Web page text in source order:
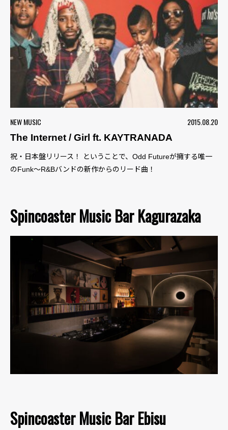
NEW MUSIC
2015.08.20
The Internet / Girl ft. KAYTRANADA
祝・日本盤リリース！ ということで、Odd Futureが擁する唯一
のFunk〜R&Bバンドの新作からのリード曲！
Spincoaster Music Bar Kagurazaka
Spincoaster Music Bar Ebisu